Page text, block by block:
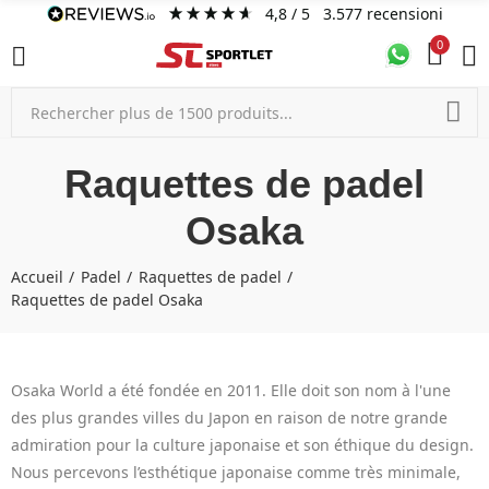
4,8/ 5 3.577 recensioni
0
Raquettes de padel
Osaka
Accueil Padel
Raquettes de padel
Raquettes de padel Osaka
Osaka World a été fondée en 2011. Elle doit son nom à l'une
des plus grandes villes du Japon en raison de notre grande
admiration pour la culture japonaise et son éthique du design.
Nous percevons l’esthétique japonaise comme très minimale,